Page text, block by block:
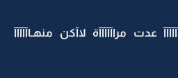
عدت مراآآآآآة لاآكن منهـاآآآآآ